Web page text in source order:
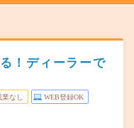
！ディーラーで
業なし WEB登録OK